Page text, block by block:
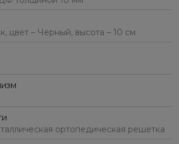
цвет – Черный, высота – 10 см
ортопедическая решетка